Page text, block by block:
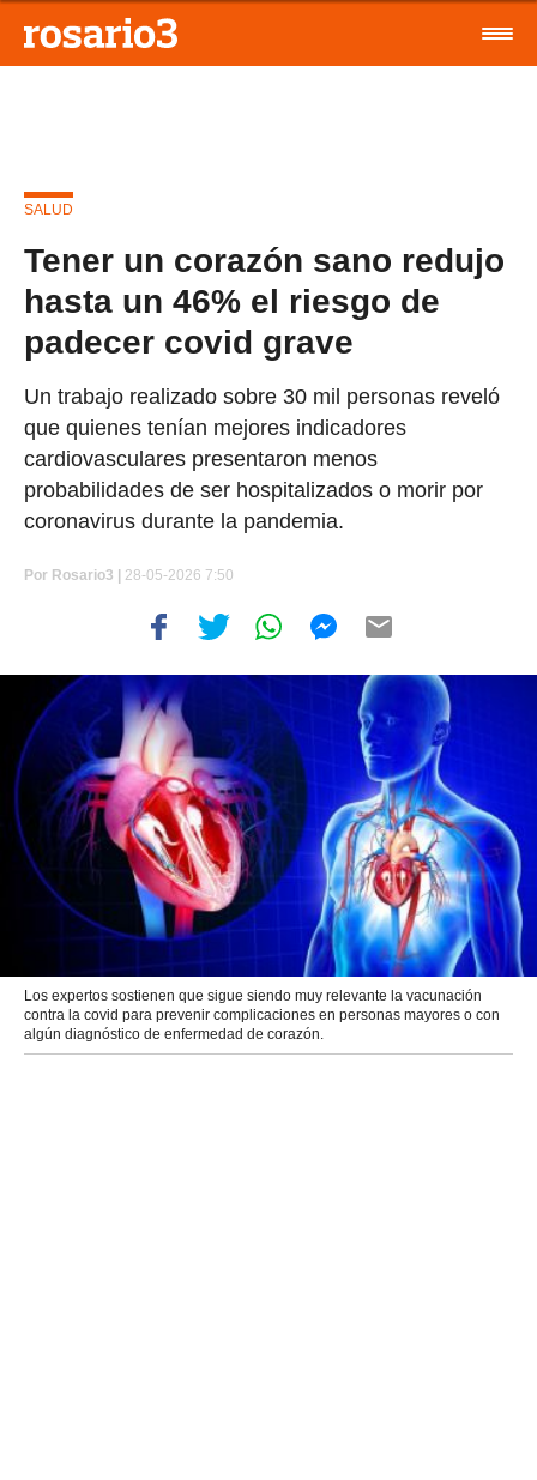
SALUD
Tener un corazón sano redujo
hasta un 46% el riesgo de
padecer covid grave
Un trabajo realizado sobre 30 mil personas reveló
que quienes tenían mejores indicadores
cardiovasculares presentaron menos
probabilidades de ser hospitalizados o morir por
coronavirus durante la pandemia.
Por Rosario3 | 28-05-2026 7:50
Los expertos sostienen que sigue siendo muy relevante la vacunación
contra la covid para prevenir complicaciones en personas mayores o con
algún diagnóstico de enfermedad de corazón.